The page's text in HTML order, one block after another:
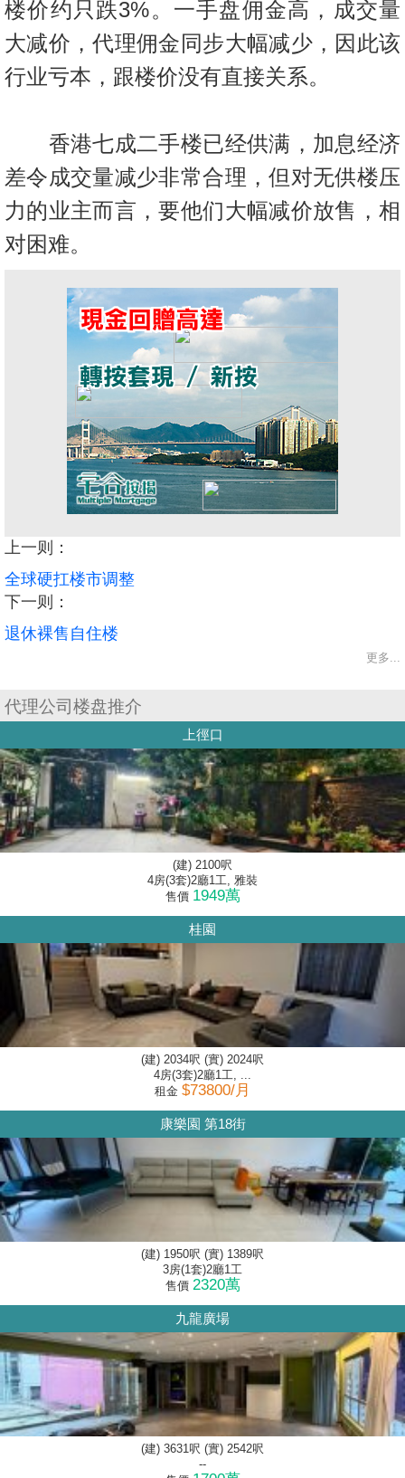
楼价约只跌3%。一手盘佣金高，成交量
大减价，代理佣金同步大幅减少，因此该
行业亏本，跟楼价没有直接关系。
香港七成二手楼已经供满，加息经济
差令成交量减少非常合理，但对无供楼压
力的业主而言，要他们大幅减价放售，相
对困难。
上一则：
全球硬扛楼市调整
下一则：
退休裸售自住楼
更多...
代理公司楼盘推介
上徑口
(建) 2100呎
4房(3套)2廳1工, 雅裝
售價 1949萬
桂園
(建) 2034呎 (實) 2024呎
4房(3套)2廳1工, ...
租金 $73800/月
康樂園 第18街
(建) 1950呎 (實) 1389呎
3房(1套)2廳1工
售價 2320萬
九龍廣場
(建) 3631呎 (實) 2542呎
--